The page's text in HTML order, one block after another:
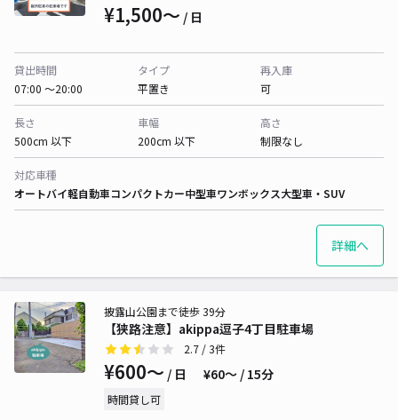
¥1,500〜 / 日
貸出時間
07:00 〜20:00
タイプ
平置き
再入庫
可
長さ
500cm 以下
車幅
200cm 以下
高さ
制限なし
対応車種
オートバイ軽自動車コンパクトカー中型車ワンボックス大型車・SUV
詳細へ
【狭路注意】akippa逗子4丁目駐車場
披露山公園まで徒歩 39分
2.7 / 3件
¥600〜 / 日 ¥60〜 / 15分
時間貸し可